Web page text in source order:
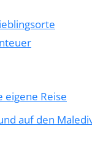
eigene Reise
auf den